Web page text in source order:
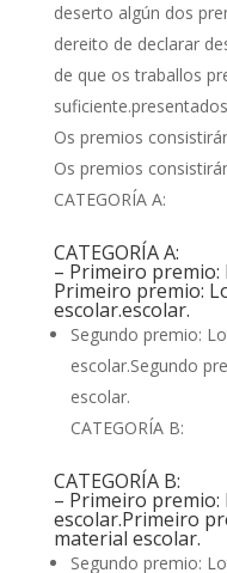
deserto algún dos
dereito de declarar
de que os traballos
Os premios
Os premios
CATEGORÍA A:
CATEGORÍA A:
– Primeiro
Primeiro premio:
escolar.escolar.
Segundo premio:
escolar.Segundo
escolar.
CATEGORÍA B:
CATEGORÍA B:
– Primeiro
escolar.Primeiro
material escolar.
Segundo premio: